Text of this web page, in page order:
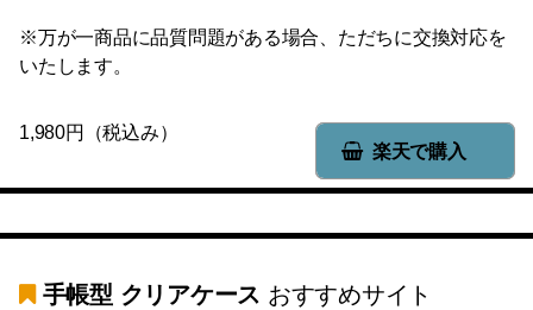
※万が一商品に品質問題がある場合、ただちに交換対応を
いたします。
楽天で購入
1,980円（税込み）
手帳型 クリアケース おすすめサイト